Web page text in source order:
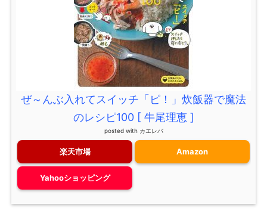
ぜ～んぶ入れてスイッチ「ピ！」炊飯器で魔法
のレシピ100 [ 牛尾理恵 ]
posted with カエレバ
楽天市場 Amazon
Yahooショッピング